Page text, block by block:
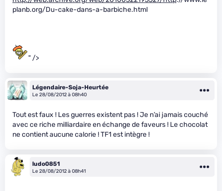
planb.org/Du-cake-dans-a-barbiche.html
" />
Légendaire-Soja-Heurtée
Le 28/08/2012 à 08h40
Tout est faux ! Les guerres existent pas ! Je n’ai jamais couché
avec ce riche milliardaire en échange de faveurs ! Le chocolat
ne contient aucune calorie ! TF1 est intègre !
ludo0851
Le 28/08/2012 à 08h41